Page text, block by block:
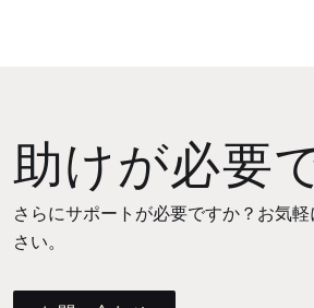
助けが必要
さらにサポートが必要ですか？お気
さい。